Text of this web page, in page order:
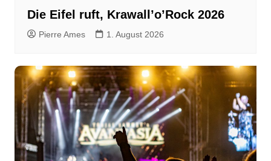
Die Eifel ruft, Krawall’o’Rock 2026
Pierre Ames 1. August 2026